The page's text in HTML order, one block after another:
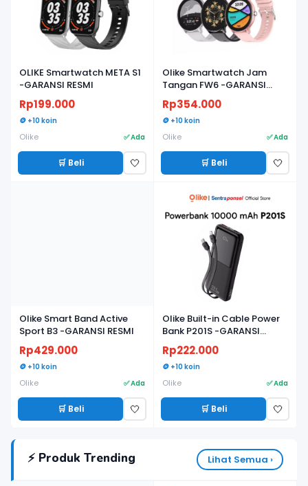
OLIKE Smartwatch META S1
-GARANSI RESMI
Rp199.000
🪙 +10 koin
Olike ✅ Ada
🛒 Beli 🤍
Olike Smartwatch Jam
Tangan FW6 -GARANSI
RESMI
Rp354.000
🪙 +10 koin
Olike ✅ Ada
🛒 Beli 🤍
Olike Smart Band Active
Sport B3 -GARANSI RESMI
Rp429.000
🪙 +10 koin
Olike ✅ Ada
🛒 Beli 🤍
Olike Built-in Cable Power
Bank P201S -GARANSI
RESMI
Rp222.000
🪙 +10 koin
Olike ✅ Ada
🛒 Beli 🤍
⚡ Produk Trending Lihat Semua ›